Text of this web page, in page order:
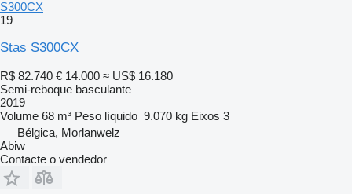
S300CX
19
Stas S300CX
R$ 82.740 € 14.000 ≈ US$ 16.180
Semi-reboque basculante
2019
Volume 68 m³ Peso líquido 9.070 kg Eixos 3
Bélgica, Morlanwelz
Abiw
Contacte o vendedor